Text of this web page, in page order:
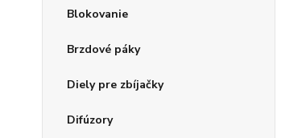
Blokovanie
Brzdové páky
Diely pre zbíjačky
Difúzory